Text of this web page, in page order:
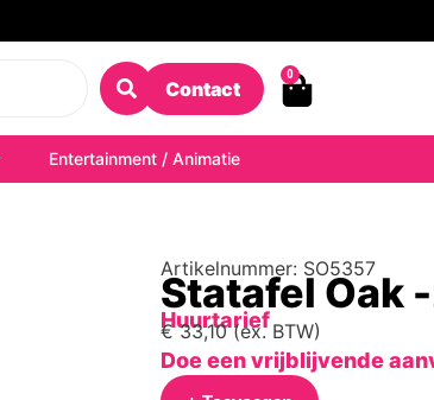
Contact
0
Entertainment / Animatie
Artikelnummer: SO5357
Statafel Oak
Huurtarief
€33,10(ex. BTW)
Doe een vrijblijvende